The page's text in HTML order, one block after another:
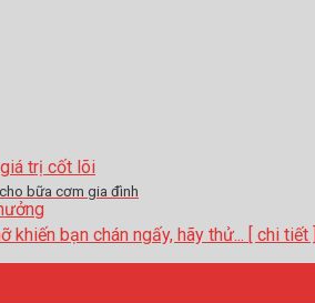
trị cốt lõi
bữa cơm gia đình
khiến bạn chán ngấy, hãy thử... [ chi tiết ]